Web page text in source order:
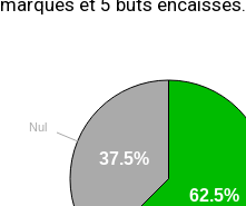
marqués et 5 buts encaissés.